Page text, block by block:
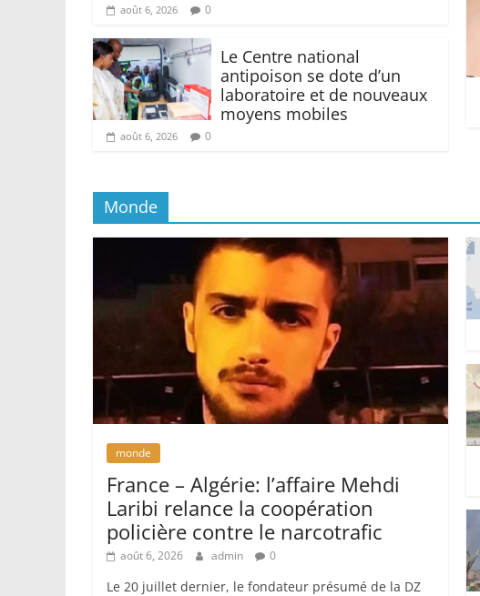
août 6, 2026 0
Le Centre national
antipoison se dote d’un
laboratoire et de nouveaux
moyens mobiles
août 6, 2026 0
Monde
monde
France – Algérie: l’affaire Mehdi
Laribi relance la coopération
policière contre le narcotrafic
août 6, 2026 admin 0
Le 20 juillet dernier, le fondateur présumé de la DZ